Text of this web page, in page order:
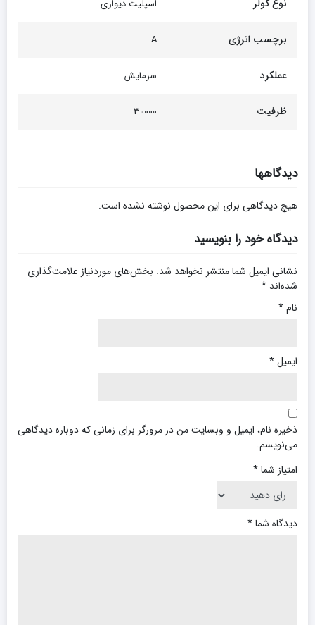
نوع کولر اسپلیت دیواری
برچسب انرژی A
عملکرد سرمایش
ظرفیت 30000
دیدگاهها
هیچ دیدگاهی برای این محصول نوشته نشده است.
دیدگاه خود را بنویسید
نشانی ایمیل شما منتشر نخواهد شد. بخش‌های موردنیاز علامت‌گذاری
شده‌اند *
نام*
ایمیل*
ذخیره نام، ایمیل و وبسایت من در مرورگر برای زمانی که دوباره دیدگاهی
می‌نویسم.
امتیاز شما*
دیدگاه شما*